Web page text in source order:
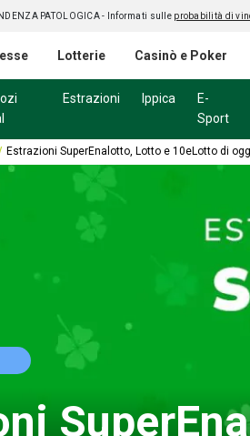
PATOLOGICA - Informati sulle probabilità di
Lotterie Casinò e Poker
Estrazioni Ippica
E-
Sport
Estrazioni SuperEnalotto, Lotto e 10eLotto di